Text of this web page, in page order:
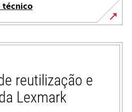
técnico
reutilização e
Lexmark